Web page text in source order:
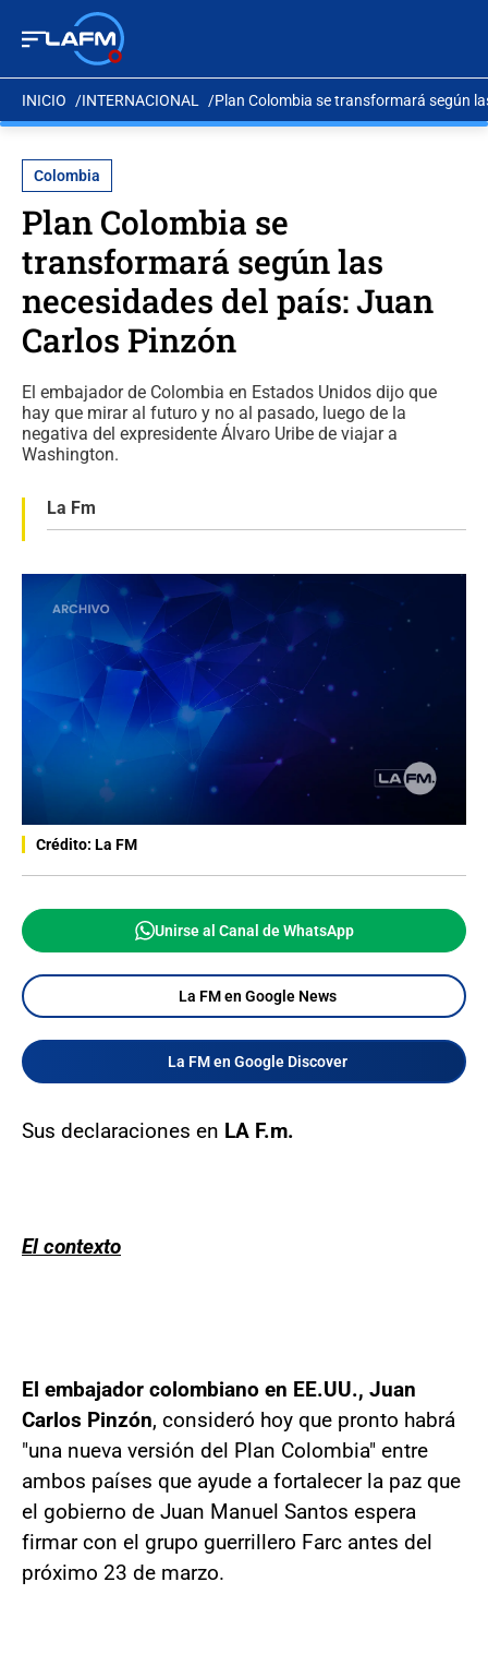
INICIO INTERNACIONAL Plan Colombia se transformará según
Colombia
Plan Colombia se
transformará según las
necesidades del país: Juan
Carlos Pinzón
El embajador de Colombia en Estados Unidos dijo que
hay que mirar al futuro y no al pasado, luego de la
negativa del expresidente Álvaro Uribe de viajar a
Washington.
La Fm
Crédito: La FM
Unirse al Canal de WhatsApp
La FM en Google News
La FM en Google Discover
Sus declaraciones en LA F.m.
El contexto
El embajador colombiano en EE.UU., Juan
Carlos Pinzón, consideró hoy que pronto habrá
"una nueva versión del Plan Colombia" entre
ambos países que ayude a fortalecer la paz que
el gobierno de Juan Manuel Santos espera
firmar con el grupo guerrillero Farc antes del
próximo 23 de marzo.